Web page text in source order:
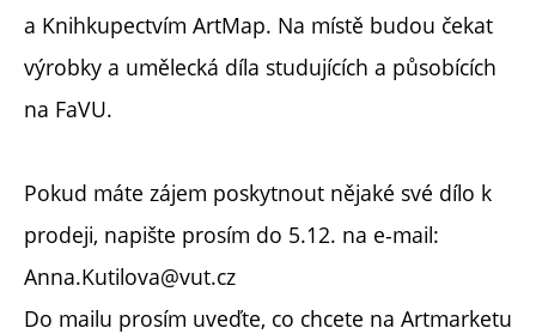
a Knihkupectvím ArtMap. Na místě budou čekat
výrobky a umělecká díla studujících a působících
na FaVU.
Pokud máte zájem poskytnout nějaké své dílo k
prodeji, napište prosím do 5.12. na e-mail:
Anna.Kutilova@vut.cz
Do mailu prosím uveďte, co chcete na Artmarketu